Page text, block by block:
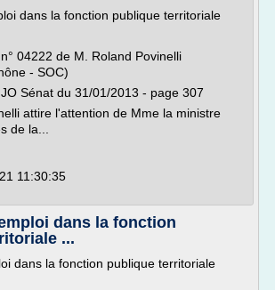
dans la fonction publique territoriale
04222 de M. Roland Povinelli
- SOC)
Sénat du 31/01/2013 - page 307
attire l'attention de Mme la ministre
de la...
11:30:35
dans la fonction
...
dans la fonction publique territoriale